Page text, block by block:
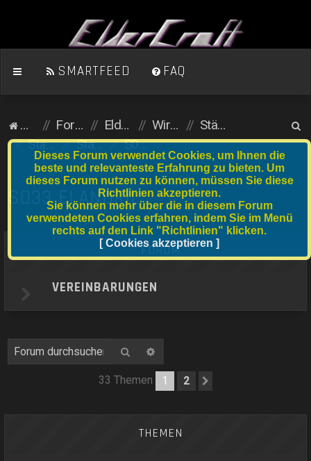
SMARTFEED FAQ
Homepage
Foren-Übersicht ElderCraft (Minecraft) Wirtschaftsserver
Städte und Anfängergrundstücke
Stadtserver
Stadtnummer S021 bis S040 S033 Elandril
u
S033 ELANDRIL
FORUM
VEREINBARUNGEN
Suche
33 Themen 1 2
THEMEN
Dieses Forum verwendet Cookies, um Ihnen die
beste und relevanteste Erfahrung zu bieten. Um
dieses Forum nutzen zu können, müssen Sie diese
Richtlinien akzeptieren.
Sie können mehr über die in diesem Forum
verwendeten Cookies erfahren, indem Sie im Menü
rechts auf den Link "Richtlinien" klicken.
[ Cookies akzeptieren ]